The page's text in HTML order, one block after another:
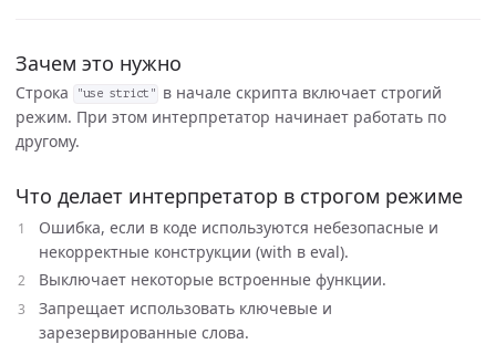
Зачем это нужно
Строка "use strict"
в начале скрипта включает строгий
режим. При этом интерпретатор начинает работать по
другому.
Что делает интерпретатор в строгом режиме
Ошибка, если в коде используются небезопасные и
некорректные конструкции (with в eval).
Выключает некоторые встроенные функции.
Запрещает использовать ключевые и
зарезервированные слова.